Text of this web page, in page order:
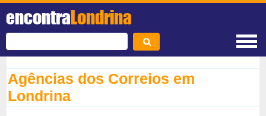
encontraLondrina
Agências dos Correios em
Londrina